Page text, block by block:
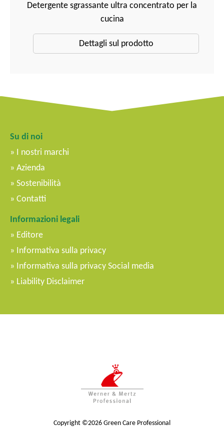
Detergente sgrassante ultra concentrato per la
cucina
Dettagli sul prodotto
Su di noi
I nostri marchi
Azienda
Sostenibilità
Contatti
Informazioni legali
Editore
Informativa sulla privacy
Informativa sulla privacy Social media
Liability Disclaimer
Copyright ©2026 Green Care Professional